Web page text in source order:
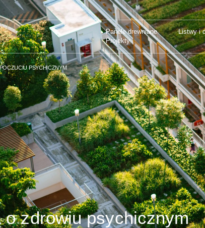
Panele drewniane Listwy i
Projekty
PSYCHICZNYM
Z MYŚLĄ O DOBRYM SAMOPOCZUCIU
Panele drewniane Listwy i
Projekty
zdrowiu psychicznym